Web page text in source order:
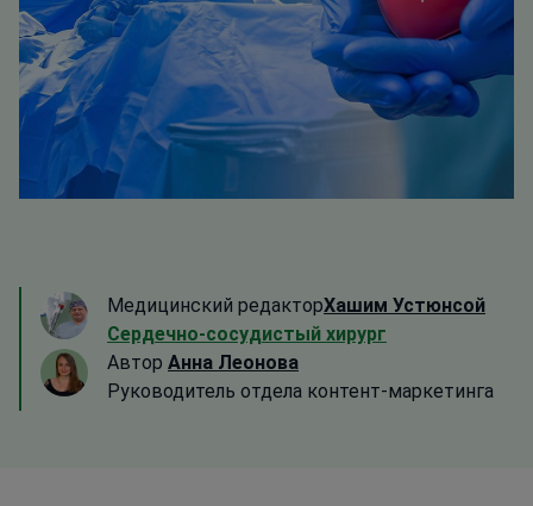
Медицинский редакторХашим Устюнсой
Сердечно-сосудистый хирург
Автор Анна Леонова
Руководитель отдела контент-маркетинга